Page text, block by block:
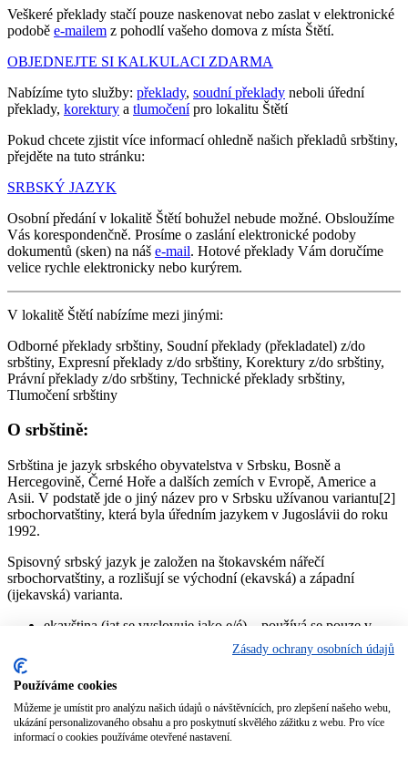
Veškeré překlady stačí pouze naskenovat nebo zaslat v elektronické
podobě e-mailem z pohodlí vašeho domova z místa Štětí.
OBJEDNEJTE SI KALKULACI ZDARMA
Nabízíme tyto služby: překlady, soudní překlady neboli úřední
překlady, korektury a tlumočenípro lokalitu Štětí
Pokud chcete zjistit více informací ohledně našich překladů srbštiny,
přejděte na tuto stránku:
SRBSKÝ JAZYK
Osobní předání v lokalitě Štětí bohužel nebude možné. Obsloužíme
Vás korespondenčně. Prosíme o zaslání elektronické podoby
dokumentů (sken) na náš e-mail. Hotové překlady Vám doručíme
velice rychle elektronicky nebo kurýrem.
V lokalitě Štětí nabízíme mezi jinými:
Odborné překlady srbštiny, Soudní překlady (překladatel) z/do
srbštiny, Expresní překlady z/do srbštiny, Korektury z/do srbštiny,
Právní překlady z/do srbštiny, Technické překlady srbštiny,
Tlumočení srbštiny
O srbštině:
Srbština je jazyk srbského obyvatelstva v Srbsku, Bosně a
Hercegovině, Černé Hoře a dalších zemích v Evropě, Americe a
Asii. V podstatě jde o jiný název pro v Srbsku užívanou variantu[2]
srbochorvatštiny, která byla úředním jazykem v Jugoslávii do roku
1992.
Spisovný srbský jazyk je založen na štokavském nářečí
srbochorvatštiny, a rozlišují se východní (ekavská) a západní
(ijekavská) varianta.
ekavština (jat se vyslovuje jako e/é) – používá se pouze v
Srbsku, kde je z velké míry převažující výslovnost (Bělehrad,
Vojvodina, Kosovo, východní, centrální a jižní Srbsko).
Bosně a Hercegovině, Černé Hoře a Chorvatsku, v Srbsku
pouze ve západní části (pořád ustupuje pod vlivem médií)
Zdroj:https://cs.wikipedia.org/wiki/Srbština
Zásady ochrany osobních údajů
Používáme cookies
Můžeme je umístit pro analýzu našich údajů o návštěvnících, pro zlepšení našeho webu,
ukázání personalizovaného obsahu a pro poskytnutí skvělého zážitku z webu. Pro více
informací o cookies používáme otevřené nastavení.